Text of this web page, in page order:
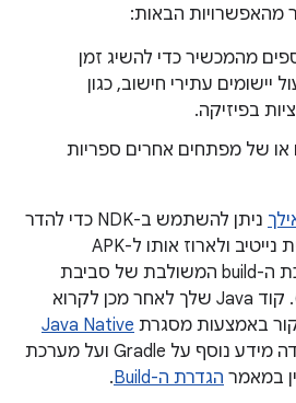
מהאפשרויות הבאות:
מהמכשיר כדי להשיג זמן
יישומים עתירי חישוב, כגון
בפיזיקה.
או של מפתחים אחרים ספריות
ניתן להשתמש ב-NDK כדי להדר
את קוד C ו-C++ בספריית נייטיב ולארוז אותו ל-APK
באמצעות Gradle, מערכת ה-build המשולבת של סביבת
הפיתוח המשולבת (IDE). קוד Java שלך לאחר מכן לקרוא
באמצעות מסגרת Java Native
. למידה מידע נוסף על Gradle ועל מערכת
הגדרת ה-Build
.